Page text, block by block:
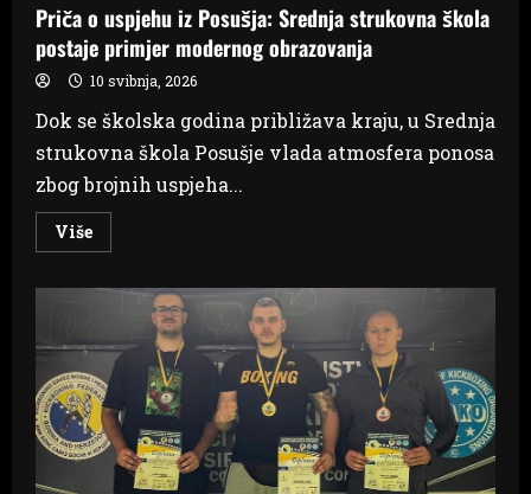
Priča o uspjehu iz Posušja: Srednja strukovna škola
postaje primjer modernog obrazovanja
10 svibnja, 2026
Dok se školska godina približava kraju, u Srednja
strukovna škola Posušje vlada atmosfera ponosa
zbog brojnih uspjeha...
VišeRead
more
o
uspjehu
Posušja:
Srednja
strukovna
škola
postaje
primjer
modernog
obrazovanja